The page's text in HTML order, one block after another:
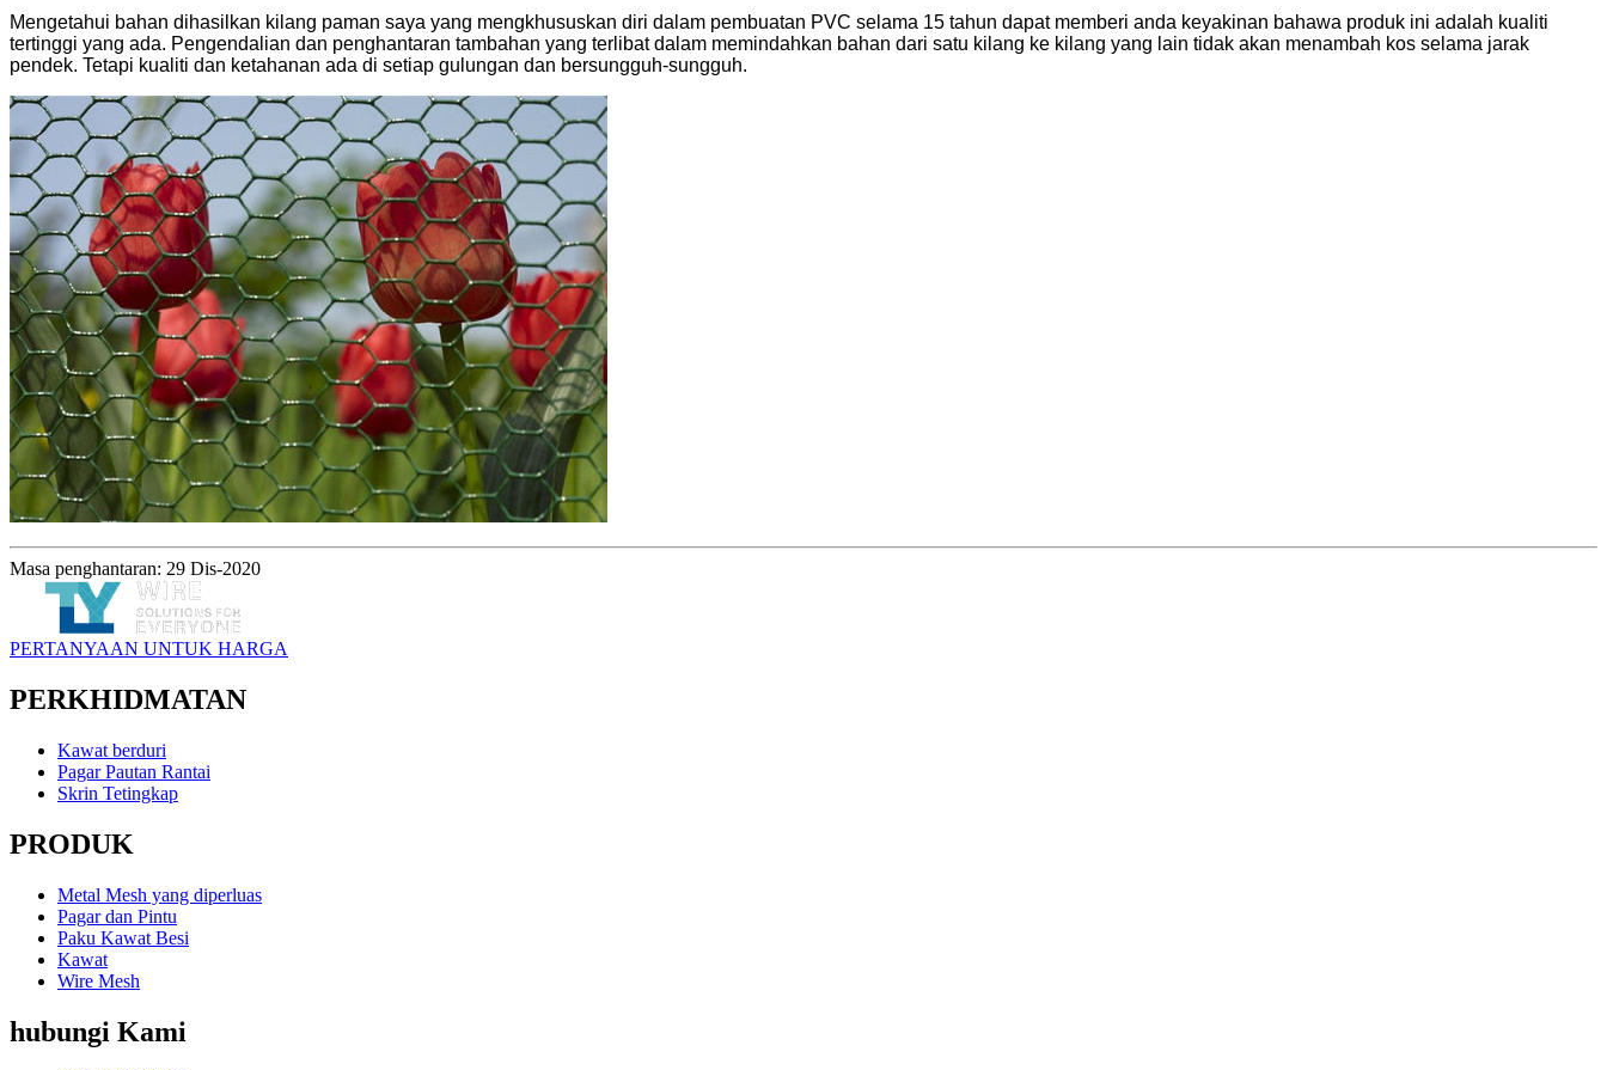
Mengetahui bahan dihasilkan kilang paman saya yang mengkhususkan diri dalam pembuatan PVC selama 15 tahun dapat memberi anda keyakinan bahawa produk ini adalah kualiti
tertinggi yang ada. Pengendalian dan penghantaran tambahan yang terlibat dalam memindahkan bahan dari satu kilang ke kilang yang lain tidak akan menambah kos selama jarak
pendek. Tetapi kualiti dan ketahanan ada di setiap gulungan dan bersungguh-sungguh.
Masa penghantaran: 29 Dis-2020
PERTANYAAN UNTUK HARGA
PERKHIDMATAN
Kawat berduri
Pagar Pautan Rantai
Skrin Tetingkap
PRODUK
Metal Mesh yang diperluas
Pagar dan Pintu
Paku Kawat Besi
Kawat
Wire Mesh
hubungi Kami